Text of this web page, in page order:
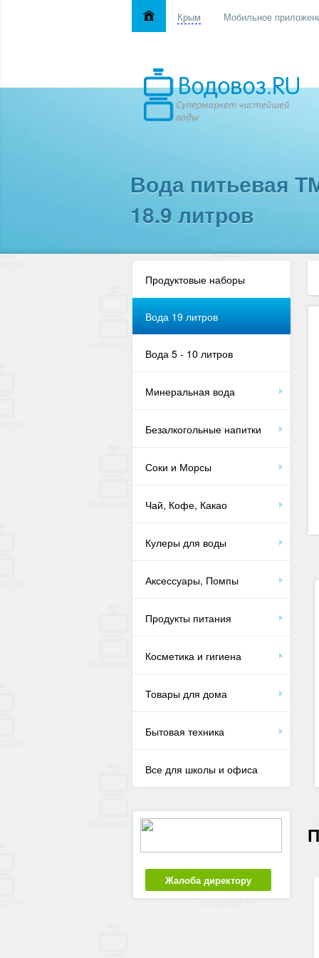
Крым Мобильное
Вода питьевая
18.9 литров
Продуктовые наборы
Вода 19 литров
Вода 5 - 10 литров
Минеральная вода
Безалкогольные напитки
Соки и Морсы
Чай, Кофе, Какао
Кулеры для воды
Аксессуары, Помпы
Продукты питания
Косметика и гигиена
Товары для дома
Бытовая техника
Все для школы и офиса
Жалоба директору